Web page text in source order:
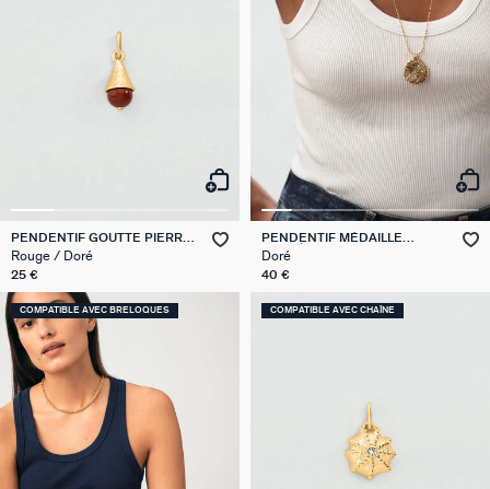
PENDENTIF GOUTTE PIERRE
NATURELLE TALISMANS
Rouge / Doré
25 €
PENDENTIF MÉDAILLE
GRAVÉE
Doré
40 €
COMPATIBLE AVEC BRELOQUES COMPATIBLE AVEC CHAÎNE